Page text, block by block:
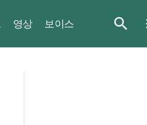
영상 보이스